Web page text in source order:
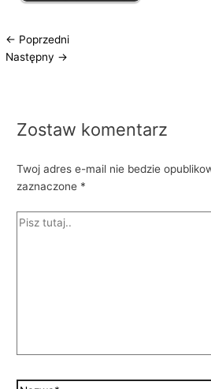
← Poprzedni
Następny →
Zostaw komentarz
Twoj adres e-mail nie bedzie
zaznaczone *